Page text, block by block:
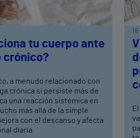
tu cuerpo ante
crónico?
a menudo relacionado con
crónica si persiste más de
una reacción sistémica en
más allá de la simple
con el descanso y afecta
diaria